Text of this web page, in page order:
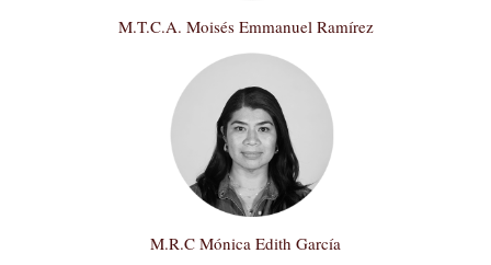
M.T.C.A. Moisés Emmanuel Ramírez
M.R.C Mónica Edith García